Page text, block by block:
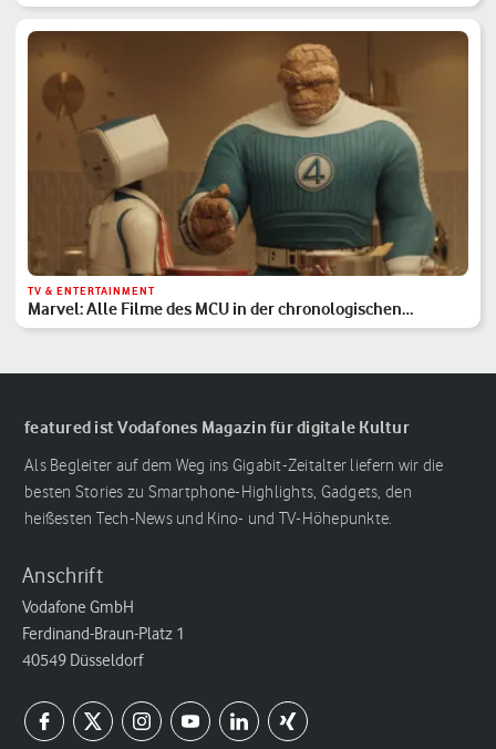
TV & ENTERTAINMENT
Marvel: Alle Filme des MCU in der chronologischen
Reihenfolge
featured ist Vodafones Magazin für digitale Kultur
Als Begleiter auf dem Weg ins Gigabit-Zeitalter liefern wir die
besten Stories zu Smartphone-Highlights, Gadgets, den
heißesten Tech-News und Kino- und TV-Höhepunkte.
Anschrift
Vodafone GmbH
Ferdinand-Braun-Platz 1
40549 Düsseldorf